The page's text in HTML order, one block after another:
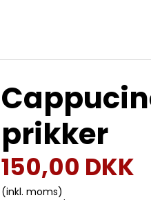
prikker
150,00 DKK
(inkl. moms)